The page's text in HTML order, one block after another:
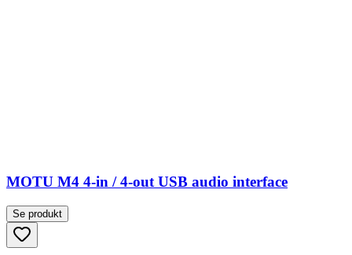
MOTU M4 4-in / 4-out USB audio interface
Se produkt